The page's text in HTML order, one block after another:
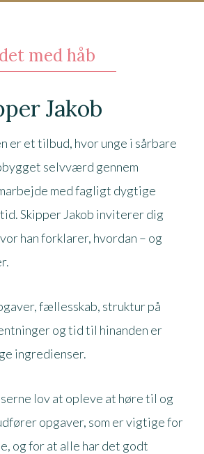
med håb
Jakob
er et tilbud, hvor unge i sårbare
selvværd gennem
med fagligt dygtige
Skipper Jakob inviterer dig
han forklarer, hvordan – og
fællesskab, struktur på
og tid til hinanden er
ingredienser.
lov at opleve at høre til og
opgaver, som er vigtige for
og for at alle har det godt